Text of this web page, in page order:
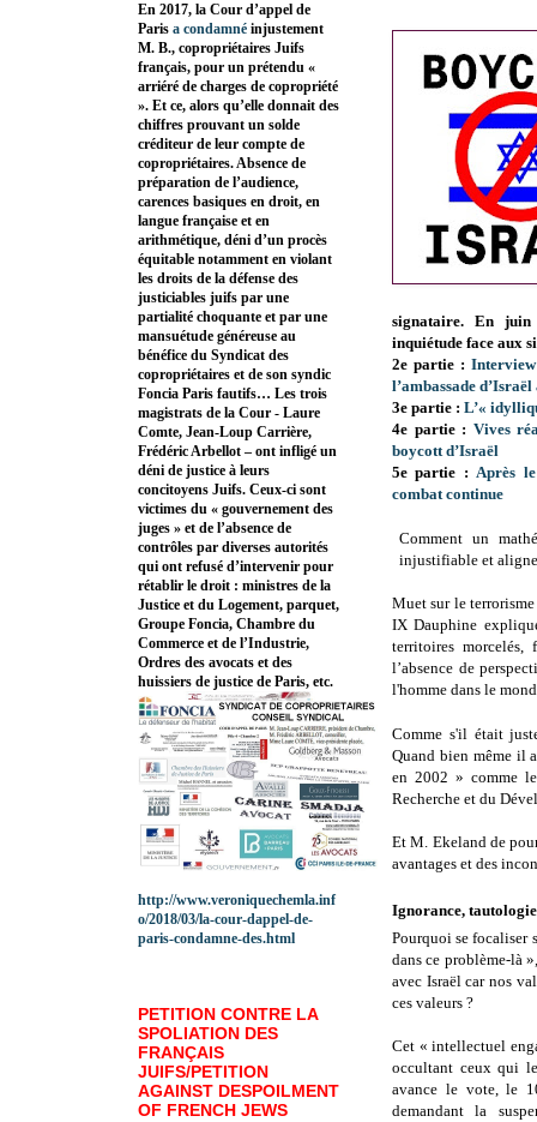
signataire. En juin
inquiétude face aux
2e partie :
l’ambassade
3e partie : L’«
4e partie : Vives
boycott d’Israël
5e partie :Après
combat continue
Comment un
injustifiable et
Muet sur le
IX Dauphine
territoires morcelés,
l’absence de
l'homme dans le
Comme s'il était
Quand bien même il
en 2002 » comme
Recherche et du
Et M. Ekeland de
avantages et des
Ignorance,
Pourquoi se focaliser
dans ce problème-là
avec Israël car nos
ces valeurs ?
Cet « intellectuel
occultant ceux qui
avance le vote, le
demandant la
En 2017, la Cour d’appel de
Paris a condamné injustement
M. B., copropriétaires Juifs
français, pour un prétendu «
arriéré de charges de copropriété
». Et ce, alors qu’elle donnait des
chiffres prouvant un solde
créditeur de leur compte de
copropriétaires. Absence de
préparation de l’audience,
carences basiques en droit, en
langue française et en
arithmétique, déni d’un procès
équitable notamment en violant
les droits de la défense des
justiciables juifs par une
partialité choquante et par une
mansuétude généreuse au
bénéfice du Syndicat des
copropriétaires et de son syndic
Foncia Paris fautifs… Les trois
magistrats de la Cour - Laure
Comte, Jean-Loup Carrière,
Frédéric Arbellot – ont infligé un
déni de justice à leurs
concitoyens Juifs. Ceux-ci sont
victimes du « gouvernement des
juges » et de l’absence de
contrôles par diverses autorités
qui ont refusé d’intervenir pour
rétablir le droit : ministres de la
Justice et du Logement, parquet,
Groupe Foncia, Chambre du
Commerce et de l’Industrie,
Ordres des avocats et des
huissiers de justice de Paris, etc.
http://www.veroniquechemla.inf
o/2018/03/la-cour-dappel-de-
paris-condamne-des.html
PETITION CONTRE LA
SPOLIATION DES
FRANÇAIS
JUIFS/PETITION
AGAINST DESPOILMENT
OF FRENCH JEWS